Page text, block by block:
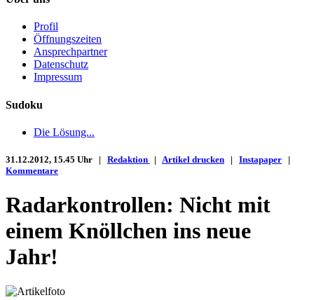
Profil
Öffnungszeiten
Ansprechpartner
Datenschutz
Impressum
Sudoku
Die Lösung...
31.12.2012, 15.45 Uhr | Redaktion | Artikel drucken | Instapaper |
Kommentare
Radarkontrollen: Nicht mit
einem Knöllchen ins neue
Jahr!